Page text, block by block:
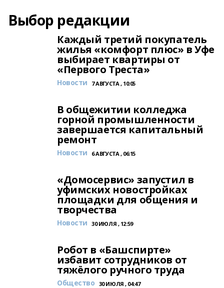
Выбор редакции
Каждый третий покупатель
жилья «комфорт плюс» в Уфе
выбирает квартиры от
«Первого Треста»
Новости 7 АВГУСТА , 10:05
В общежитии колледжа
горной промышленности
завершается капитальный
ремонт
Новости 6 АВГУСТА , 06:15
«Домосервис» запустил в
уфимских новостройках
площадки для общения и
творчества
Новости 30 ИЮЛЯ , 12:59
Робот в «Башспирте»
избавит сотрудников от
тяжёлого ручного труда
Общество 30 ИЮЛЯ , 04:47